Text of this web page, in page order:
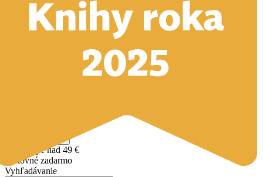
Pri nákupe nad 49 €
poštovné zadarmo
Vyhľadávanie